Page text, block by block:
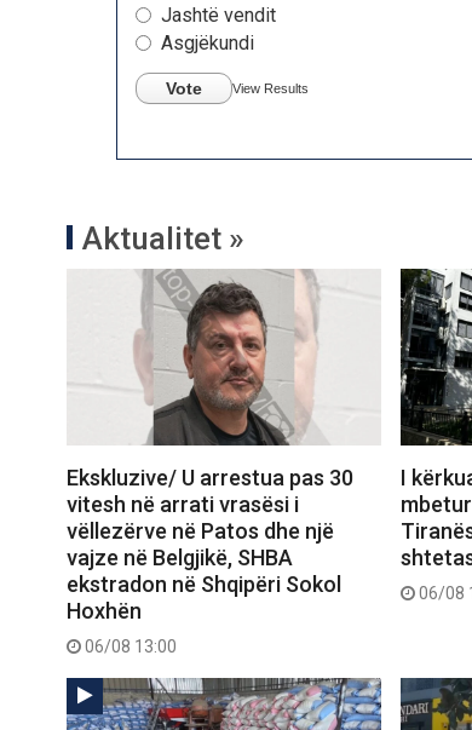
Jashtë vendit
Asgjëkundi
Vote View Results
Aktualitet »
Ekskluzive/ U arrestua pas 30
vitesh në arrati vrasësi i
vëllezërve në Patos dhe një
vajze në Belgjikë, SHBA
ekstradon në Shqipëri Sokol
Hoxhën
06/08 13:00
I
06/08